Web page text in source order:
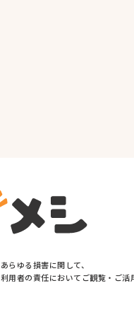
あらゆる損害に関して、
利用者の責任において ご観覧・ ご活